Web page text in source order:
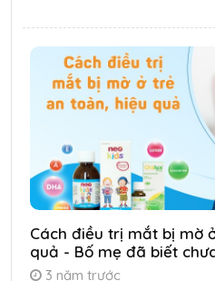
Cách điều trị mắt bị mờ
quả - Bố mẹ đã biết
3 năm trước